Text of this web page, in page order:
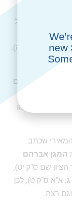
שלא להזכיר על
שמי שלא אמר על
יאמר רק רצה).
גם על הניסים
את על הניסים
אחר כך
ובנוסף, זהו
שכתב
המגן אברהם
הציון שם ס”ק יט),
א”א ס”ק ט), לכן
רצה.
new